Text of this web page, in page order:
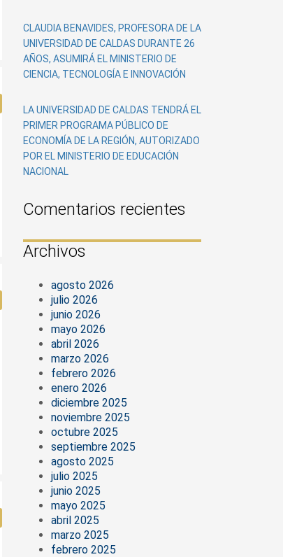
CLAUDIA BENAVIDES, PROFESORA DE LA
UNIVERSIDAD DE CALDAS DURANTE 26
AÑOS, ASUMIRÁ EL MINISTERIO DE
CIENCIA, TECNOLOGÍA E INNOVACIÓN
LA UNIVERSIDAD DE CALDAS TENDRÁ EL
PRIMER PROGRAMA PÚBLICO DE
ECONOMÍA DE LA REGIÓN, AUTORIZADO
POR EL MINISTERIO DE EDUCACIÓN
NACIONAL
Comentarios recientes
Archivos
agosto 2026
julio 2026
junio 2026
mayo 2026
abril 2026
marzo 2026
febrero 2026
enero 2026
diciembre 2025
noviembre 2025
octubre 2025
septiembre 2025
agosto 2025
julio 2025
junio 2025
mayo 2025
abril 2025
marzo 2025
febrero 2025